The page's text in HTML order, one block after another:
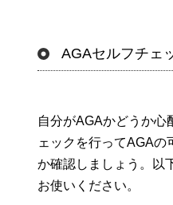
AGAセルフチェ
自分がAGAかどうか心
ェックを行ってAGAの
か確認しましょう。以
お使いください。